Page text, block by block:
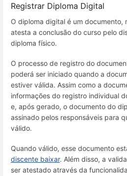
Registrar Diploma Digital
O diploma digital é um documento,
atesta a conclusão do curso pelo
diploma físico.
O processo de registro do
poderá ser iniciado quando a
estiver válida. Assim como a
informações do registro individual
e, após gerado, o documento do
assinado pelos responsáveis para
válido.
Quando válido, esse documento
discente baixar. Além disso, a
ser atestado através da